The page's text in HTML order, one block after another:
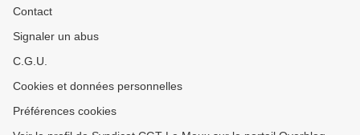
Contact
Signaler un abus
C.G.U.
Cookies et données personnelles
Préférences cookies